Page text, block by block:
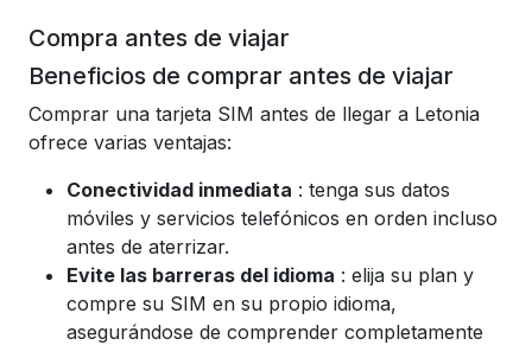
Compra antes de viajar
Beneficios de comprar antes de viajar
Comprar una tarjeta SIM antes de llegar a Letonia
ofrece varias ventajas:
Conectividad inmediata : tenga sus datos
móviles y servicios telefónicos en orden incluso
antes de aterrizar.
Evite las barreras del idioma : elija su plan y
compre su SIM en su propio idioma,
asegurándose de comprender completamente